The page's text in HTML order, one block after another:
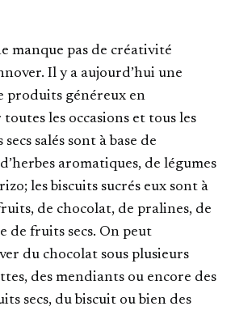
manque pas de créativité
Il y a aujourd’hui une
produits généreux en
les occasions et tous les
salés sont à base de
aromatiques, de légumes
les biscuits sucrés eux sont à
de chocolat, de pralines, de
de fruits secs. On peut
du chocolat sous plusieurs
des mendiants ou encore des
secs, du biscuit ou bien des